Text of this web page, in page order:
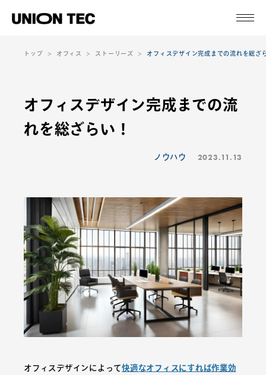
トップ オフィス ストーリーズ オフィスデザイン完成までの流れを総ざ
オフィスデザイン完成までの流
れを総ざらい！
ノウハウ 2023.11.13
オフィスデザインによって快適なオフィスにすれば作業効